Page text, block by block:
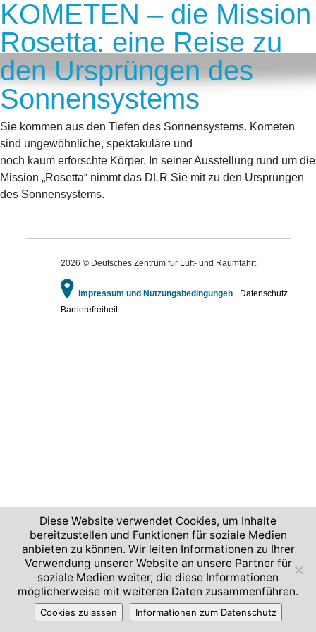
KOMETEN – die Mission
Rosetta: eine Reise zu
den Ursprüngen des
Sonnensystems
Sie kommen aus den Tiefen des Sonnensystems. Kometen
sind ungewöhnliche, spektakuläre und
noch kaum erforschte Körper. In seiner Ausstellung rund um die
Mission „Rosetta“ nimmt das DLR Sie mit zu den Ursprüngen
des Sonnensystems.
2026 © Deutsches Zentrum für Luft- und Raumfahrt
Impressum und Nutzungsbedingungen
Datenschutz
Barrierefreiheit
Diese Website verwendet Cookies, um Inhalte
bereitzustellen und Funktionen für soziale Medien
anbieten zu können. Wir leiten Informationen zu Ihrer
Verwendung unserer Website an unsere Partner für
soziale Medien weiter, die diese Informationen
möglicherweise mit weiteren Daten zusammenführen.
Cookies zulassen Informationen zum Datenschutz